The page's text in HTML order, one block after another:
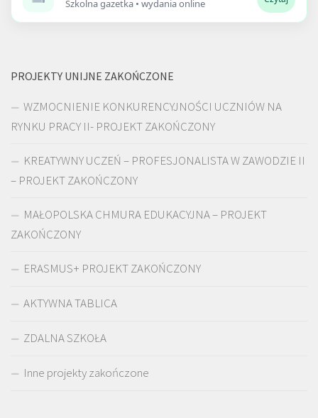
Szkolna gazetka • wydania online
PROJEKTY UNIJNE ZAKOŃCZONE
WZMOCNIENIE KONKURENCYJNOŚCI UCZNIÓW NA
RYNKU PRACY II- PROJEKT ZAKOŃCZONY
KREATYWNY UCZEŃ – PROFESJONALISTA W ZAWODZIE II
– PROJEKT ZAKOŃCZONY
MAŁOPOLSKA CHMURA EDUKACYJNA – PROJEKT
ZAKOŃCZONY
ERASMUS+ PROJEKT ZAKOŃCZONY
AKTYWNA TABLICA
ZDALNA SZKOŁA
Inne projekty zakończone